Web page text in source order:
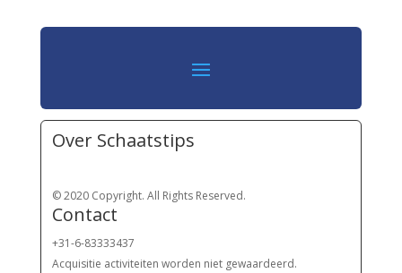
Over Schaatstips
© 2020 Copyright. All Rights Reserved.
Contact
+31-6-83333437
Acquisitie activiteiten worden niet gewaardeerd.